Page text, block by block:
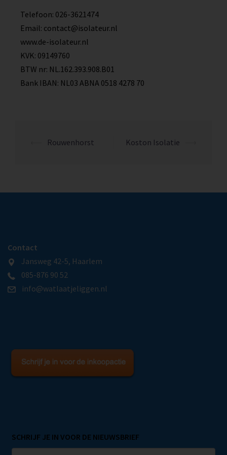
Telefoon: 026-3621474
Email: contact@isolateur.nl
www.de-isolateur.nl
KVK: 09149760
BTW nr: NL.162.393.908.B01
Bank IBAN: NL03 ABNA 0518 4278 70
Rouwenhorst Koston Isolatie
Contact
Jansweg 42-5, Haarlem
085-876 90 52
info@watlaatjeliggen.nl
SCHRIJF JE IN VOOR DE NIEUWSBRIEF